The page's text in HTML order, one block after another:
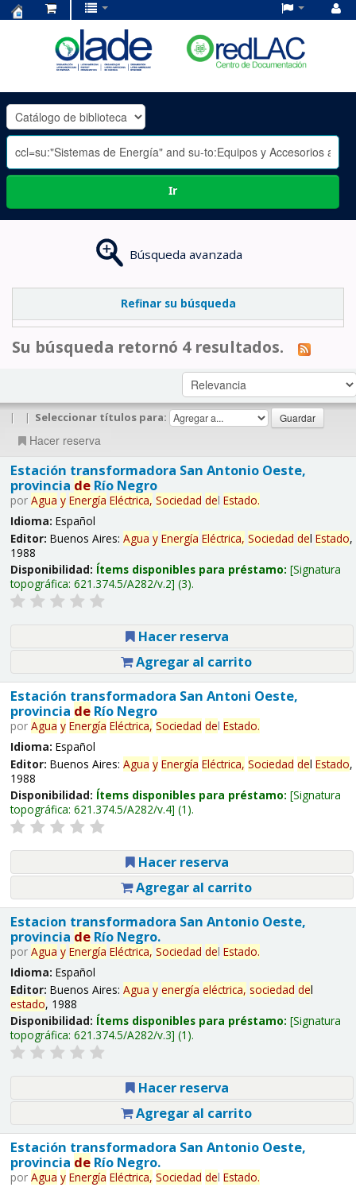
OLADE
-
Ir
Búsqueda avanzada
Refinar su búsqueda
Su búsqueda retornó 4 resultados.
| | Seleccionar títulos para:
Hacer reserva
Estación transformadora San Antonio Oeste,
provincia deRío Negro
por Agua y Energía Eléctrica, Sociedad del Estado.
Idioma: Español
Editor: Buenos Aires: Agua y Energía Eléctrica, Sociedad del Estado,
1988
Disponibilidad: Ítems disponibles para préstamo: Signatura
topográfica: 621.374.5/A282/v.2 (3).
Hacer reserva
Agregar al carrito
Estación transformadora San Antoni Oeste,
provincia deRío Negro
por Agua y Energía Eléctrica, Sociedad del Estado.
Idioma: Español
Editor: Buenos Aires: Agua y Energía Eléctrica, Sociedad del Estado,
1988
Disponibilidad: Ítems disponibles para préstamo: Signatura
topográfica: 621.374.5/A282/v.4 (1).
Hacer reserva
Agregar al carrito
Estacion transformadora San Antonio Oeste,
provincia deRío Negro.
por Agua y Energía Eléctrica, Sociedad del Estado.
Idioma: Español
Editor: Buenos Aires: Agua y energía eléctrica, sociedad del
estado, 1988
Disponibilidad: Ítems disponibles para préstamo: Signatura
topográfica: 621.374.5/A282/v.3 (1).
Hacer reserva
Agregar al carrito
Estación transformadora San Antonio Oeste,
provincia deRío Negro.
por Agua y Energía Eléctrica, Sociedad del Estado.